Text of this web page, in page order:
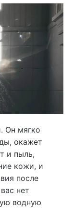
Он мягко
окажет
и пыль,
кожи, и
после
нет
водную